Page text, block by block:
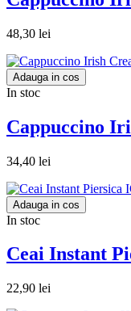
48,30 lei
Adauga in cos
In stoc
Cappuccino
34,40 lei
Adauga in cos
In stoc
Ceai Instant
22,90 lei